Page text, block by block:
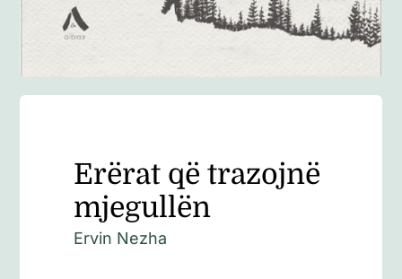
Erërat që trazojnë
mjegullën
Ervin Nezha